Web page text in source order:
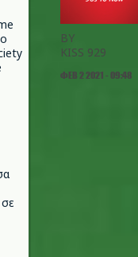
BY
KISS 929
ΦΕΒ 2 2021 - 09:48